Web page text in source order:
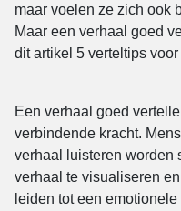
maar voelen ze zich ook
Maar een verhaal goed
dit artikel 5 verteltips
Een verhaal goed
verbindende kracht.
verhaal luisteren worden
verhaal te visualiseren
leiden tot een